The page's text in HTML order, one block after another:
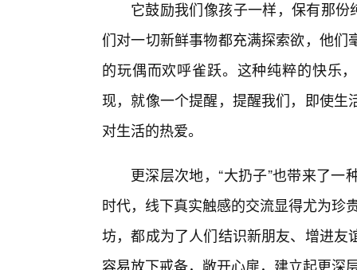
它鼓励我们像孩子一样，保有那份
们对一切新鲜事物都充满探索欲，他
的玩偶而欢呼雀跃。这种纯粹的快乐
现，就像一个提醒，提醒我们，即使
对生活的热爱。
更深层次地，“大扔子”也带来了
时代，线下真实触感的交流显得尤为珍
坊，都成为了人们结识新朋友、增进
容易放下戒备，敞开心扉，建立起更深